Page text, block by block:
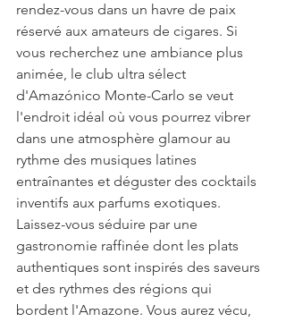
rendez-vous dans un havre de paix
réservé aux amateurs de cigares. Si
vous recherchez une ambiance plus
animée, le club ultra sélect
d'Amazónico Monte-Carlo se veut
l'endroit idéal où vous pourrez vibrer
dans une atmosphère glamour au
rythme des musiques latines
entraînantes et déguster des cocktails
inventifs aux parfums exotiques.
Laissez-vous séduire par une
gastronomie raffinée dont les plats
authentiques sont inspirés des saveurs
et des rythmes des régions qui
bordent l'Amazone. Vous aurez vécu,